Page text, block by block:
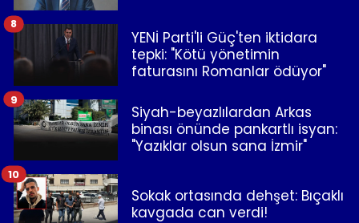
YENİ Parti'li Güç'ten iktidara
tepki: "Kötü yönetimin
faturasını Romanlar ödüyor"
8
Siyah-beyazlılardan Arkas
binası önünde pankartlı isyan:
"Yazıklar olsun sana İzmir"
9
Sokak ortasında dehşet: Bıçaklı
kavgada can verdi!
10